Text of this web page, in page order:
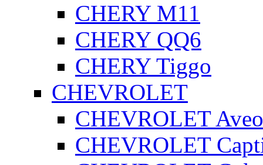
CHERY M11
CHERY QQ6
CHERY Tiggo
CHEVROLET
CHEVROLET Aveo
CHEVROLET